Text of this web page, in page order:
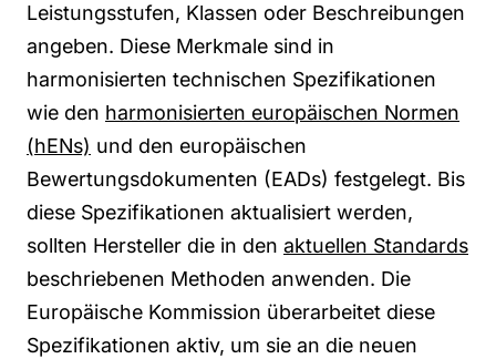
Leistungsstufen, Klassen oder Beschreibungen
angeben. Diese Merkmale sind in
harmonisierten technischen Spezifikationen
wie den harmonisierten europäischen Normen
(hENs) und den europäischen
Bewertungsdokumenten (EADs) festgelegt. Bis
diese Spezifikationen aktualisiert werden,
sollten Hersteller die in den aktuellen Standards
beschriebenen Methoden anwenden. Die
Europäische Kommission überarbeitet diese
Spezifikationen aktiv, um sie an die neuen